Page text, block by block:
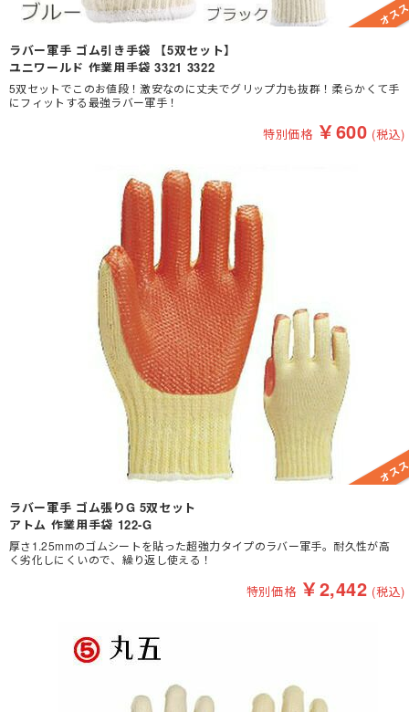
ラバー軍手 ゴム引き手袋 【5双セット】
ユニワールド 作業用手袋 3321 3322
5双セットでこのお値段！激安なのに丈夫でグリップ力も抜群！柔らかくて手
にフィットする最強ラバー軍手！
特別価格 ￥600 (税込)
ラバー軍手 ゴム張りG 5双セット
アトム 作業用手袋 122-G
厚さ1.25mmのゴムシートを貼った超強力タイプのラバー軍手。耐久性が高
く劣化しにくいので、繰り返し使える！
特別価格 ￥2,442 (税込)